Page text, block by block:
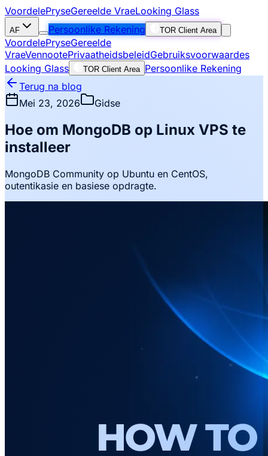
VoordelePryseGereelde VraeLooking Glass
AF Persoonlike Rekening TOR Client Area
VoordelePryseGereelde
VraeVennootePrivaatheidsbeleidGebruiksvoorwaardes
Looking Glass
TOR Client Area Persoonlike Rekening
Terug na blog
Mei 23, 2026
Gidse
Hoe om MongoDB op Linux VPS te
installeer
MongoDB Community op Ubuntu en CentOS,
outentikasie en basiese opdragte.